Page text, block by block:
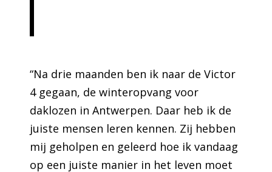
“Na drie maanden ben ik naar de Victor
4 gegaan, de winteropvang voor
daklozen in Antwerpen. Daar heb ik de
juiste mensen leren kennen. Zij hebben
mij geholpen en geleerd hoe ik vandaag
op een juiste manier in het leven moet